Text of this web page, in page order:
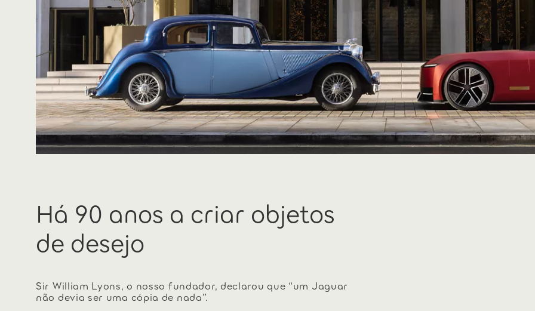
Há 90 anos a criar objetos
de desejo
Sir William Lyons, o nosso fundador, declarou que “um Jaguar
não devia ser uma cópia de nada”.